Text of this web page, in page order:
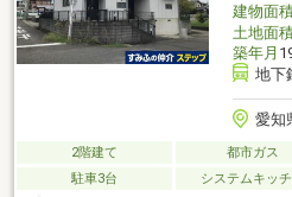
建物面
土地面
築年月
地下
愛知
2階建て 都市ガス
駐車3台
システムキッ